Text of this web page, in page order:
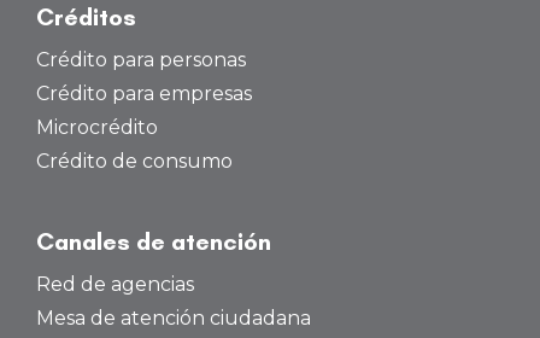
Créditos
Crédito para personas
Crédito para empresas
Microcrédito
Crédito de consumo
Canales de atención
Red de agencias
Mesa de atención ciudadana